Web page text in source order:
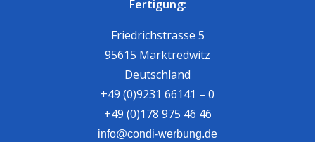
Fertigung:
Friedrichstrasse 5
95615 Marktredwitz
Deutschland
+49 (0)9231 66141 – 0
+49 (0)178 975 46 46
info@condi-werbung.de